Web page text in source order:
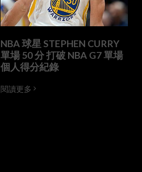
NBA 球星 STEPHEN CURRY
單場 50 分 打破 NBA G7 單場
個人得分紀錄
閱讀更多